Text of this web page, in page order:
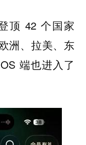
顶 42 个国家
洲、拉美、东
端也进入了